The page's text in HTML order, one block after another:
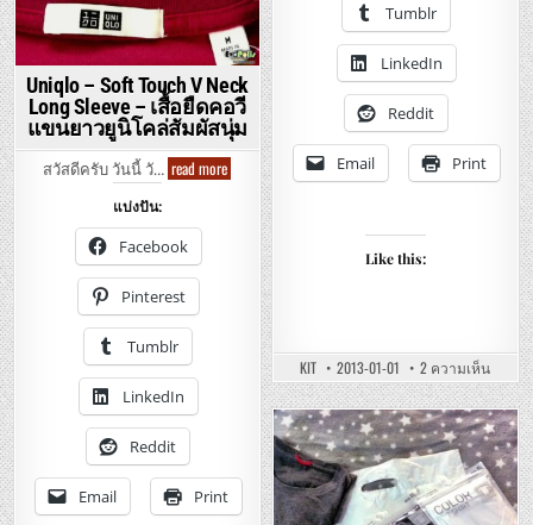
นุ่ม
นิ่ม
ใส่
สบาย กำลัง
แห้ง
Tumblr
LinkedIn
Reddit
Email Print
Like this:
KIT 2013-01-01 2 ความเห็นบน
UNIQLO
–
DRY
EX
CREW
NECK
LONG
SLEEVE
T-
SHIRT
Uniqlo – Soft Touch V Neck
Long Sleeve – เสื้อยืดคอวี
แขนยาวยูนิโคล่สัมผัสนุ่ม
สวัสดีครับ วันนี้ วั… read moreUniqlo
–
สัมผัส
แบ่งปัน:
Facebook
Pinterest
Tumblr
LinkedIn
Reddit
Email Print
Posted
in